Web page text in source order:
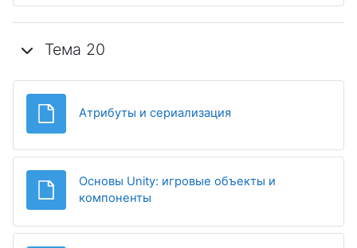
Тема 20
Атрибуты и сериализация
Основы Unity: игровые объекты и
компоненты